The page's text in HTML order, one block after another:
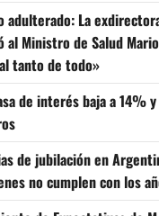
adulterado: La
al Ministro de Salud
tanto de todo»
de interés baja a 14%
de jubilación en
no cumplen con los